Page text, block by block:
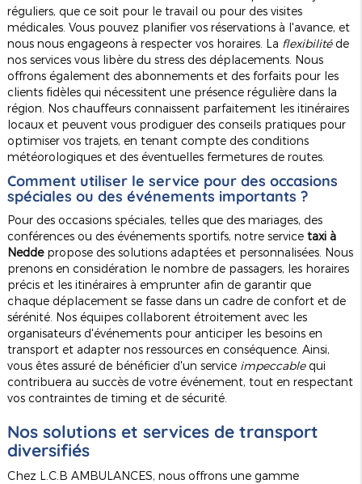
réguliers, que ce soit pour le travail ou pour des visites
médicales. Vous pouvez planifier vos réservations à l'avance, et
nous nous engageons à respecter vos horaires. La flexibilitéde
nos services vous libère du stress des déplacements. Nous
offrons également des abonnements et des forfaits pour les
clients fidèles qui nécessitent une présence régulière dans la
région. Nos chauffeurs connaissent parfaitement les itinéraires
locaux et peuvent vous prodiguer des conseils pratiques pour
optimiser vos trajets, en tenant compte des conditions
météorologiques et des éventuelles fermetures de routes.
Comment utiliser le service pour des occasions
spéciales ou des événements importants ?
Pour des occasions spéciales, telles que des mariages, des
conférences ou des événements sportifs, notre service taxi à
Neddepropose des solutions adaptées et personnalisées. Nous
prenons en considération le nombre de passagers, les horaires
précis et les itinéraires à emprunter afin de garantir que
chaque déplacement se fasse dans un cadre de confort et de
sérénité. Nos équipes collaborent étroitement avec les
organisateurs d'événements pour anticiper les besoins en
transport et adapter nos ressources en conséquence. Ainsi,
vous êtes assuré de bénéficier d'un service impeccablequi
contribuera au succès de votre événement, tout en respectant
vos contraintes de timing et de sécurité.
Nos solutions et services de transport
diversifiés
Chez L.C.B AMBULANCES, nous offrons une gamme